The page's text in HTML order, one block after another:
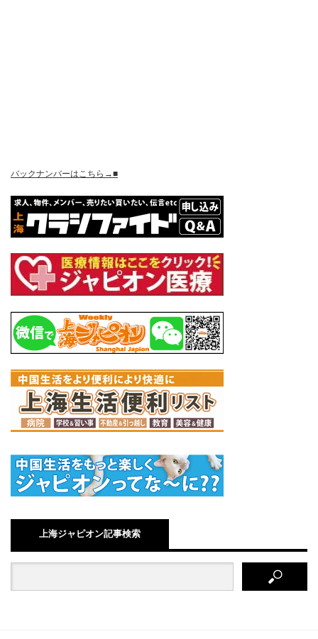
バックナンバーはこちら→■
上海ジャピオン記事検索